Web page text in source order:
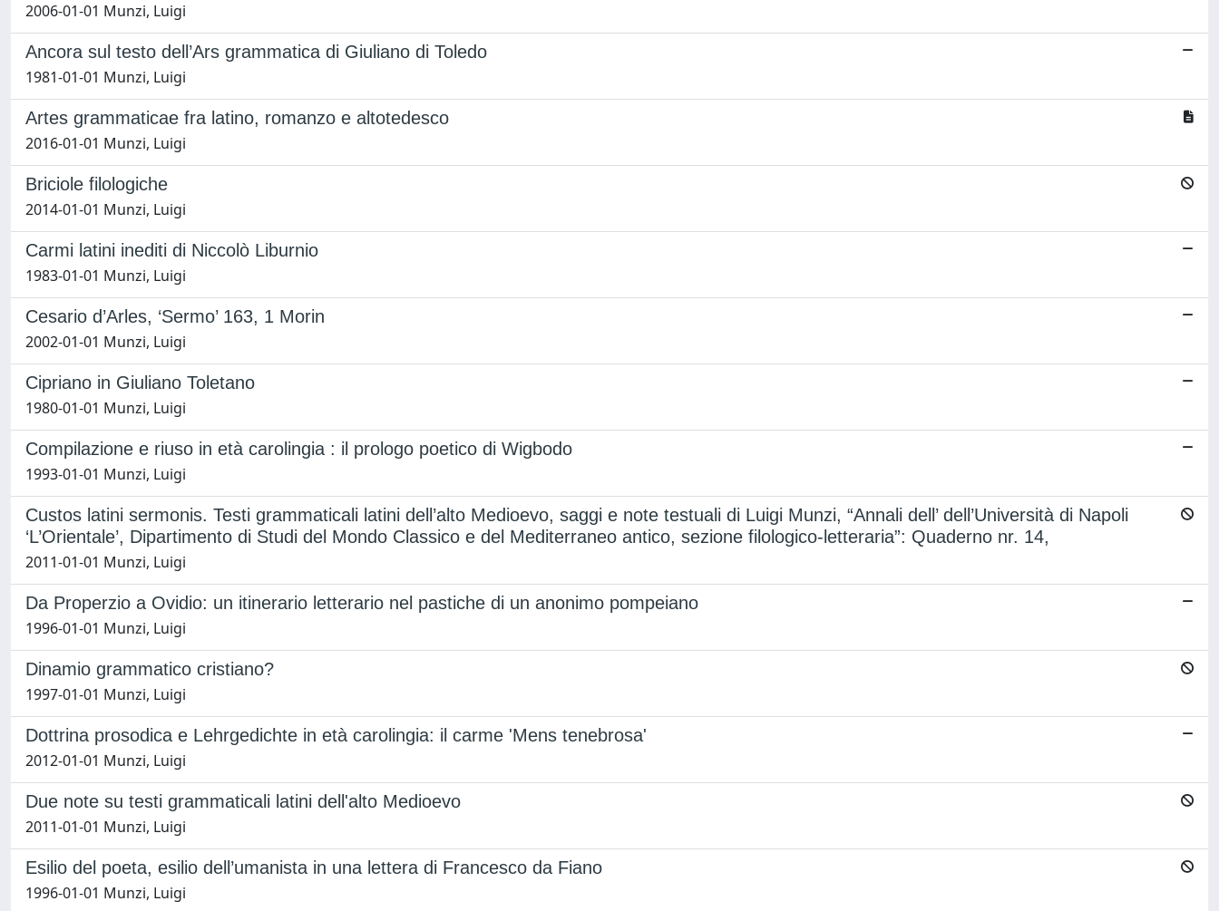
2006-01-01 Munzi, Luigi
Ancora sul testo dell’Ars grammatica di Giuliano di Toledo
1981-01-01 Munzi, Luigi
Artes grammaticae fra latino, romanzo e altotedesco
2016-01-01 Munzi, Luigi
Briciole filologiche
2014-01-01 Munzi, Luigi
Carmi latini inediti di Niccolò Liburnio
1983-01-01 Munzi, Luigi
Cesario d’Arles, ‘Sermo’ 163, 1 Morin
2002-01-01 Munzi, Luigi
Cipriano in Giuliano Toletano
1980-01-01 Munzi, Luigi
Compilazione e riuso in età carolingia : il prologo poetico di Wigbodo
1993-01-01 Munzi, Luigi
Custos latini sermonis. Testi grammaticali latini dell’alto Medioevo, saggi e note testuali di Luigi Munzi, “Annali dell’ dell’Università di Napoli
‘L’Orientale’, Dipartimento di Studi del Mondo Classico e del Mediterraneo antico, sezione filologico-letteraria”: Quaderno nr. 14,
2011-01-01 Munzi, Luigi
Da Properzio a Ovidio: un itinerario letterario nel pastiche di un anonimo pompeiano
1996-01-01 Munzi, Luigi
Dinamio grammatico cristiano?
1997-01-01 Munzi, Luigi
Dottrina prosodica e Lehrgedichte in età carolingia: il carme 'Mens tenebrosa'
2012-01-01 Munzi, Luigi
Due note su testi grammaticali latini dell'alto Medioevo
2011-01-01 Munzi, Luigi
Esilio del poeta, esilio dell’umanista in una lettera di Francesco da Fiano
1996-01-01 Munzi, Luigi